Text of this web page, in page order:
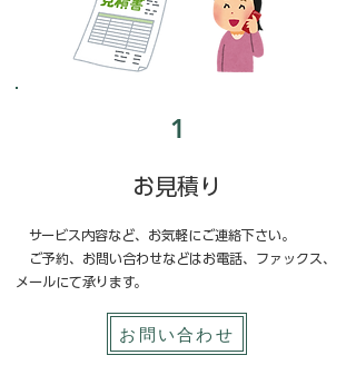
1
​お見積り
サービス内容など、お気軽にご連絡下さい。
ご予約、お問い合わせなどはお電話、ファックス、
メールにて承ります。
お問い合わせ